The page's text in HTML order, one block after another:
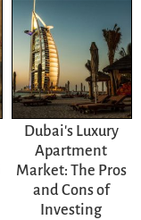
Dubai's Luxury
Apartment
Market: The Pros
and Cons of
Investing